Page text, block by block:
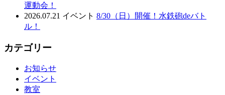
運動会！
2026.07.21 イベント 8/30（日）開催！水鉄砲deバト
ル！
カテゴリー
お知らせ
イベント
教室